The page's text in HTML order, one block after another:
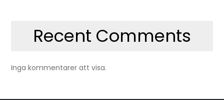
Recent Comments
Inga kommentarer att visa.